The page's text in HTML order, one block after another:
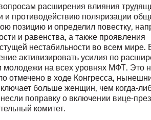
расширения влияния
и противодействию поляризации
позицию и определил повестку,
и равенства, а также проявления
нестабильности во всем мире.
активизировать усилия по
на всех уровнях МФТ. Это
отмечено в ходе Конгресса,
больше женщин, чем когда-
поправку о включении вице-
комитет.